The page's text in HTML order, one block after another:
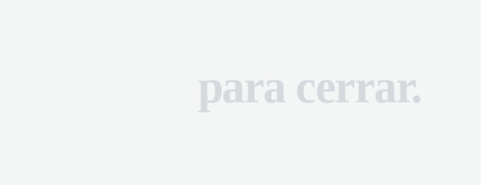
para cerrar.
para cerrar.